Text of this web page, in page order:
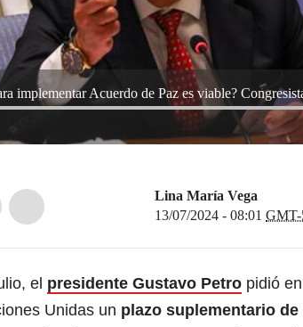
implementar Acuerdo de Paz es viable?
Lina María Vega
13/07/2024 - 08:01
el presidente Gustavo Petro pidió
Unidas un plazo suplementario